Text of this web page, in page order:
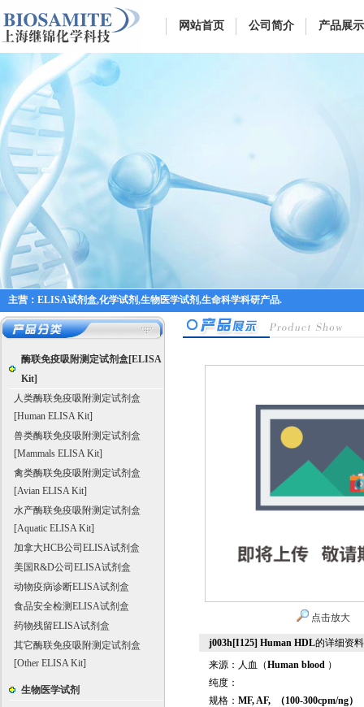
网站首页 公司简介 产品展示
主营：ELISA试剂盒,化学试剂,生物医学试剂,生命科学科研产品.
酶联免疫吸附测定试剂盒[ELISA
Kit]
人类酶联免疫吸附测定试剂盒
[Human ELISA Kit]
兽类酶联免疫吸附测定试剂盒
[Mammals ELISA Kit]
禽类酶联免疫吸附测定试剂盒
[Avian ELISA Kit]
水产酶联免疫吸附测定试剂盒
[Aquatic ELISA Kit]
加拿大HCB公司ELISA试剂盒
美国R&D公司ELISA试剂盒
动物疫病诊断ELISA试剂盒
食品安全检测ELISA试剂盒
药物残留ELISA试剂盒
其它酶联免疫吸附测定试剂盒
[Other ELISA Kit]
生物医学试剂
点击放大
j003h[I125] Human HDL的详细资
来源：人血（Human blood ）
纯度：
规格： MF, AF, （100-300cpm/ng）